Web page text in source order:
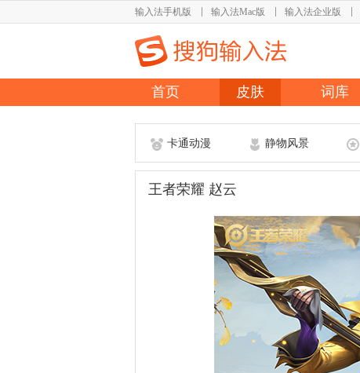
输入法手机版 输入法Mac版 输入法企业版
首页 皮肤 词库
卡通动漫 静物风景
王者荣耀 赵云